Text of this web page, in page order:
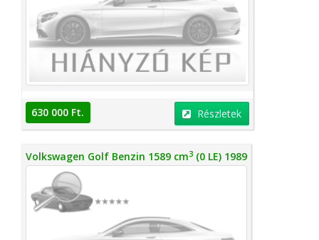
630 000 Ft. Részletek
Volkswagen Golf Benzin 1589 cm3 (0 LE) 1989